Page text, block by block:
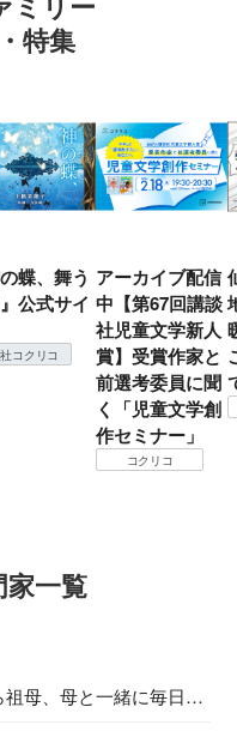
特集
の蝶、舞う
公式サイ
コクリコ
アーカイブ配信
中【第67回講談
社児童文学新人
賞】受賞作家と
前選考委員に聞
く「児童文学創
作セミナー」
コクリコ
家一覧
母、母と一緒に毎日の